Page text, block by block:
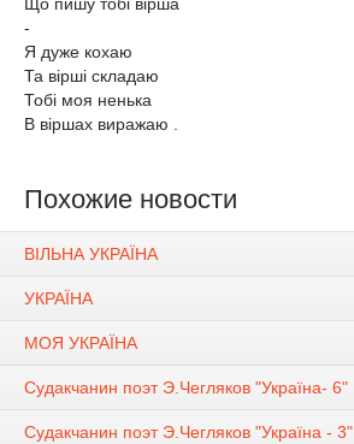
-
Я дуже кохаю
Та вірші складаю
Тобі моя ненька
В віршах виражаю .
Похожие новости
ВІЛЬНА УКРАЇНА
УКРАЇНА
МОЯ УКРАЇНА
Судакчанин поэт Э.Чегляков "Україна- 6"
Судакчанин поэт Э.Чегляков "Україна - 3"